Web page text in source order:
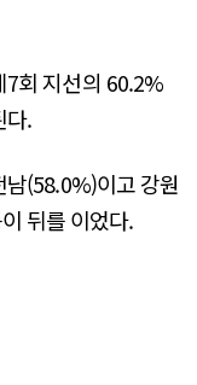
7회 지선의 60.2%
다.
(58.0%)이고 강원
뒤를 이었다.